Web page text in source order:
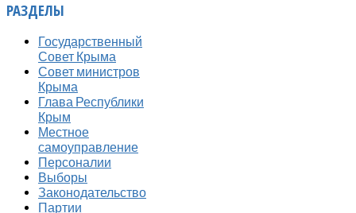
РАЗДЕЛЫ
Государственный
Совет Крыма
Совет министров
Крыма
Глава Республики
Крым
Местное
самоуправление
Персоналии
Выборы
Законодательство
Партии